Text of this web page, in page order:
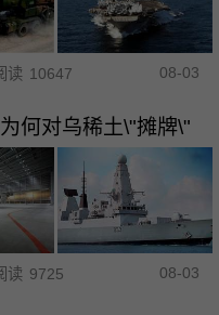
读 10647 08-03
何对乌稀土\"摊牌\"
读 9725 08-03